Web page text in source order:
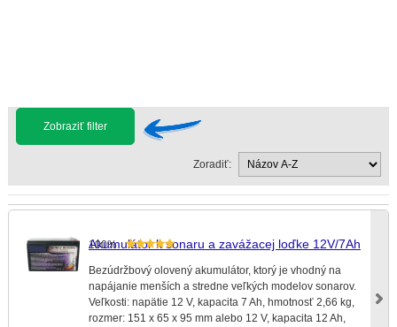
Zobraziť filter
Zoradiť:
100%
Akumulátor k sonaru a zavážacej loďke 12V/7Ah
Bezúdržbový olovený akumulátor, ktorý je vhodný na
napájanie menších a stredne veľkých modelov sonarov.
Veľkosti: napätie 12 V, kapacita 7 Ah, hmotnosť 2,66 kg,
rozmer: 151 x 65 x 95 mm alebo 12 V, kapacita 12 Ah,